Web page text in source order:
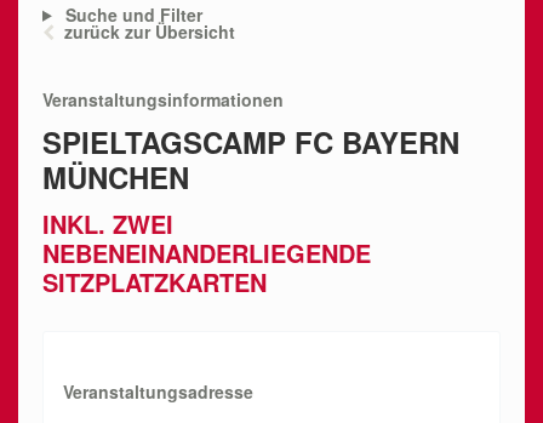
Suche und Filter
zurück zur Übersicht
Veranstaltungsinformationen
SPIELTAGSCAMP FC BAYERN
MÜNCHEN
INKL. ZWEI
NEBENEINANDERLIEGENDE
SITZPLATZKARTEN
Veranstaltungsadresse